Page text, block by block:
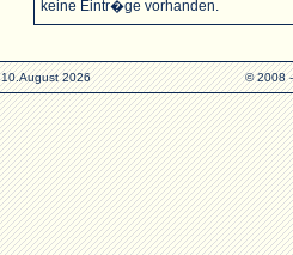
keine Eintr�ge vorhanden.
10.August 2026 © 2008